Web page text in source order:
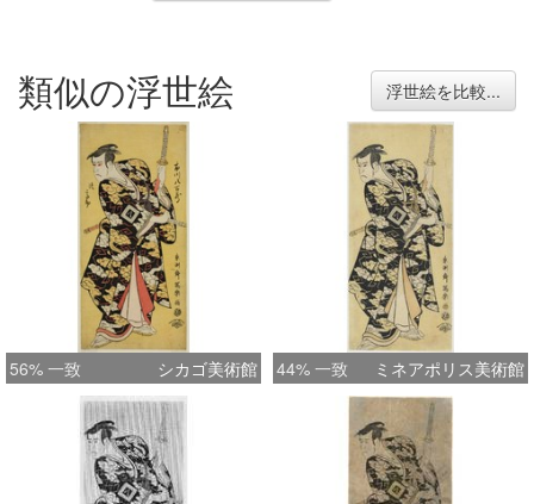
類似の浮世絵 浮世絵を比較...
56% 一致 シカゴ美術館 44% 一致 ミネアポリス美術館